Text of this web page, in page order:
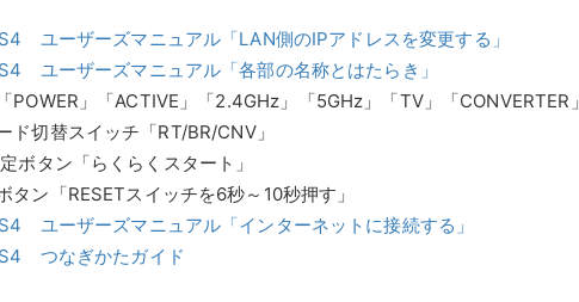
ユーザーズマニュアル「LAN側のIPアドレスを変更する」
ユーザーズマニュアル「各部の名称とはたらき」
POWER」「ACTIVE」「2.4GHz」「5GHz」「TV」「CONVERTER」
ド切替スイッチ「RT/BR/CNV」
ボタン「らくらくスタート」
タン「RESETスイッチを6秒～10秒押す」
ユーザーズマニュアル「インターネットに接続する」
つなぎかたガイド